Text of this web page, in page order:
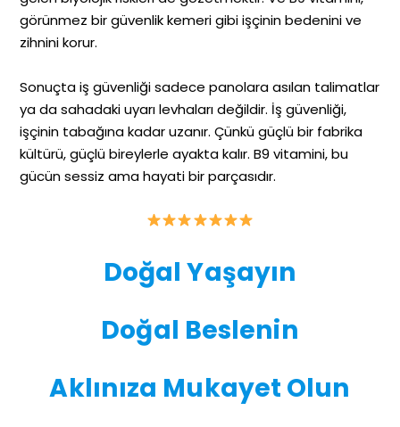
görünmez bir güvenlik kemeri gibi işçinin bedenini ve
zihnini korur.
Sonuçta iş güvenliği sadece panolara asılan talimatlar
ya da sahadaki uyarı levhaları değildir. İş güvenliği,
işçinin tabağına kadar uzanır. Çünkü güçlü bir fabrika
kültürü, güçlü bireylerle ayakta kalır. B9 vitamini, bu
gücün sessiz ama hayati bir parçasıdır.
Doğal Yaşayın
Doğal Beslenin
Aklınıza Mukayet Olun